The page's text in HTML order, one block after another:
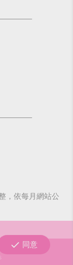
，依每月網站公
同意